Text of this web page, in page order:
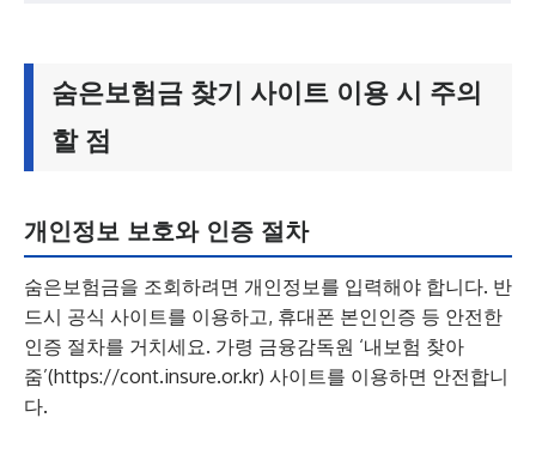
숨은보험금 찾기 사이트 이용 시 주의
할 점
개인정보 보호와 인증 절차
숨은보험금을 조회하려면 개인정보를 입력해야 합니다. 반
드시 공식 사이트를 이용하고, 휴대폰 본인인증 등 안전한
인증 절차를 거치세요. 가령 금융감독원 ‘내보험 찾아
줌’(https://cont.insure.or.kr) 사이트를 이용하면 안전합니
다.